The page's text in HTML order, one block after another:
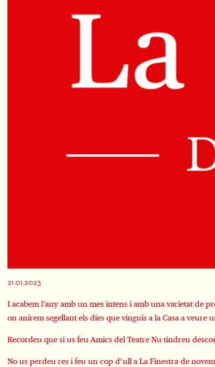
21.01.2023
I acabem l’any amb un mes intens i amb una varietat de
on anirem segellant els dies que vinguis a la Casa a
Recordeu que si us feu Amics del Teatre Nu tindreu
No us perdeu res i feu un cop d’ull a La Finestra de